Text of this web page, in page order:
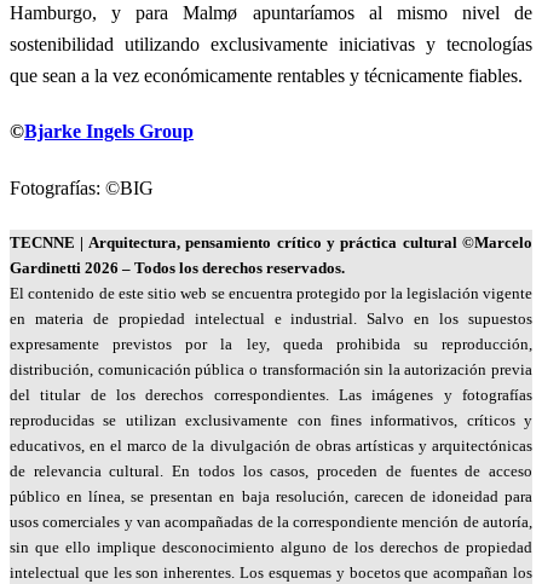
Hamburgo, y para Malmø apuntaríamos al mismo nivel de
sostenibilidad utilizando exclusivamente iniciativas y tecnologías
que sean a la vez económicamente rentables y técnicamente fiables.
©Bjarke Ingels Group
Fotografías: ©BIG
TECNNE | Arquitectura, pensamiento crítico y práctica cultural ©Marcelo
Gardinetti 2026 – Todos los derechos reservados.
El contenido de este sitio web se encuentra protegido por la legislación vigente
en materia de propiedad intelectual e industrial. Salvo en los supuestos
expresamente previstos por la ley, queda prohibida su reproducción,
distribución, comunicación pública o transformación sin la autorización previa
del titular de los derechos correspondientes. Las imágenes y fotografías
reproducidas se utilizan exclusivamente con fines informativos, críticos y
educativos, en el marco de la divulgación de obras artísticas y arquitectónicas
de relevancia cultural. En todos los casos, proceden de fuentes de acceso
público en línea, se presentan en baja resolución, carecen de idoneidad para
usos comerciales y van acompañadas de la correspondiente mención de autoría,
sin que ello implique desconocimiento alguno de los derechos de propiedad
intelectual que les son inherentes. Los esquemas y bocetos que acompañan los